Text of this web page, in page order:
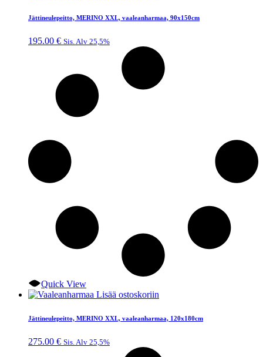
Jättineulepeitto, MERINO XXL, vaaleanharmaa, 90x150cm
195.00 € Sis. Alv 25,5%
Quick View
Lisää ostoskoriin
Jättineulepeitto, MERINO XXL, vaaleanharmaa, 120x180cm
275.00 € Sis. Alv 25,5%